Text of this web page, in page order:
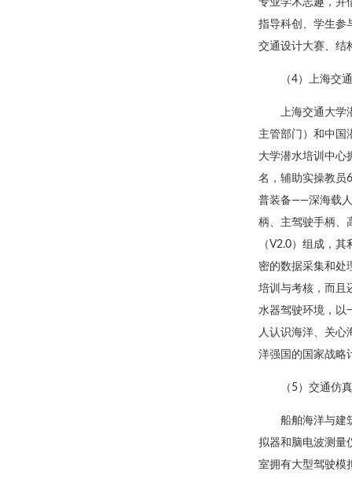
专业学术志趣，并
指导科创、学生参
交通设计大赛、结
（4）上海交
上海交通大学
主管部门）和中国
大学潜水培训中心
名，辅助实操教员
普装备——深海载
柄、主驾驶手柄、
（V2.0）组成，
密的数据采集和处
培训与考核，而且
水器驾驶环境，以
人认识海洋、关心
洋强国的国家战略
（5）交通仿
船舶海洋与建
拟器和脑电波测量
室拥有大型驾驶模